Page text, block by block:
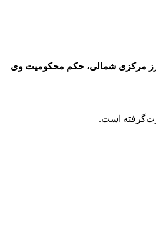
مرکزی شمالی، حکم محکومیت وی
است.